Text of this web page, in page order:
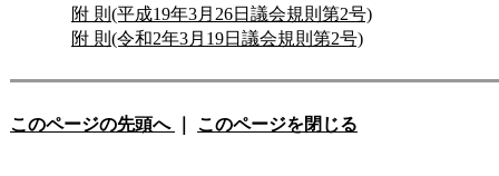
附 則(平成19年3月26日議会規則第2号)
附 則(令和2年3月19日議会規則第2号)
このページの先頭へ このページを閉じる